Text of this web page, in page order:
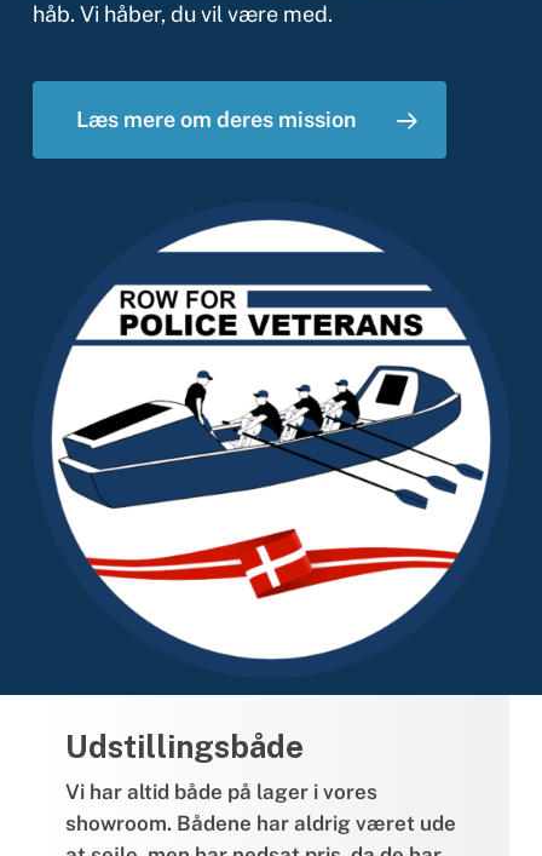
håb. Vi håber, du vil være med.
Læs mere om deres mission
Udstillingsbåde
Vi har altid både på lager i vores
showroom. Bådene har aldrig været ude